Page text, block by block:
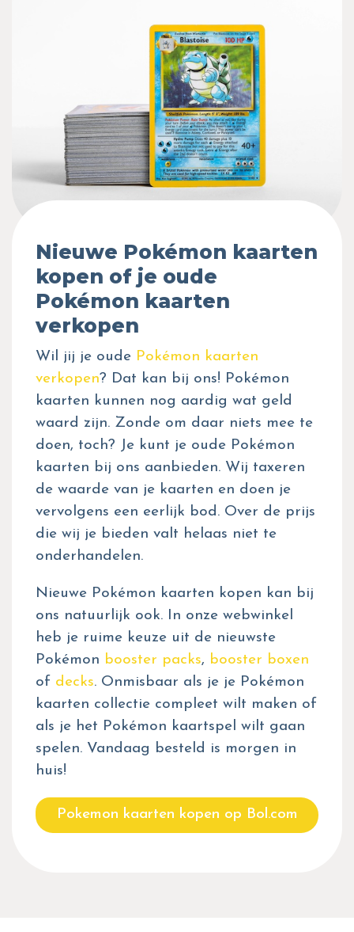
Nieuwe Pokémon kaarten
kopen of je oude
Pokémon kaarten
verkopen
Wil jij je oude Pokémon kaarten
verkopen? Dat kan bij ons! Pokémon
kaarten kunnen nog aardig wat geld
waard zijn. Zonde om daar niets mee te
doen, toch? Je kunt je oude Pokémon
kaarten bij ons aanbieden. Wij taxeren
de waarde van je kaarten en doen je
vervolgens een eerlijk bod. Over de prijs
die wij je bieden valt helaas niet te
onderhandelen.
Nieuwe Pokémon kaarten kopen kan bij
ons natuurlijk ook. In onze webwinkel
heb je ruime keuze uit de nieuwste
Pokémon booster packs, booster boxen
of decks. Onmisbaar als je je Pokémon
kaarten collectie compleet wilt maken of
als je het Pokémon kaartspel wilt gaan
spelen. Vandaag besteld is morgen in
huis!
Pokemon kaarten kopen op Bol.com